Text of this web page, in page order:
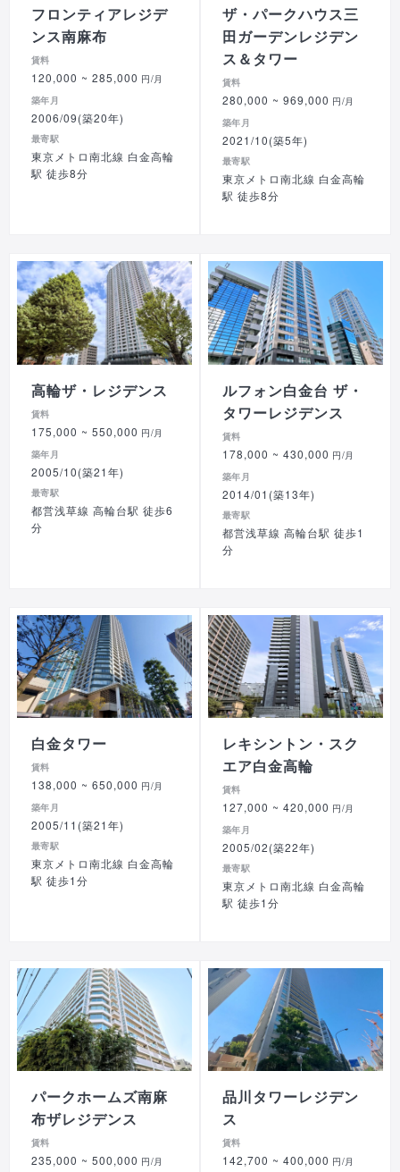
フロンティアレジデ
ンス南麻布
賃料
120,000 ~ 285,000 円/月
築年月
2006/09(築20年)
最寄駅
東京メトロ南北線 白金高輪
駅 徒歩8分
ザ・パークハウス三
田ガーデンレジデン
ス＆タワー
賃料
280,000 ~ 969,000 円/月
築年月
2021/10(築5年)
最寄駅
東京メトロ南北線 白金高輪
駅 徒歩8分
高輪ザ・レジデンス
賃料
175,000 ~ 550,000 円/月
築年月
2005/10(築21年)
最寄駅
都営浅草線 高輪台駅 徒歩6
分
ルフォン白金台 ザ・
タワーレジデンス
賃料
178,000 ~ 430,000 円/月
築年月
2014/01(築13年)
最寄駅
都営浅草線 高輪台駅 徒歩1
分
白金タワー
賃料
138,000 ~ 650,000 円/月
築年月
2005/11(築21年)
最寄駅
東京メトロ南北線 白金高輪
駅 徒歩1分
レキシントン・スク
エア白金高輪
賃料
127,000 ~ 420,000 円/月
築年月
2005/02(築22年)
最寄駅
東京メトロ南北線 白金高輪
駅 徒歩1分
パークホームズ南麻
布ザレジデンス
賃料
235,000 ~ 500,000 円/月
品川タワーレジデン
ス
賃料
142,700 ~ 400,000 円/月